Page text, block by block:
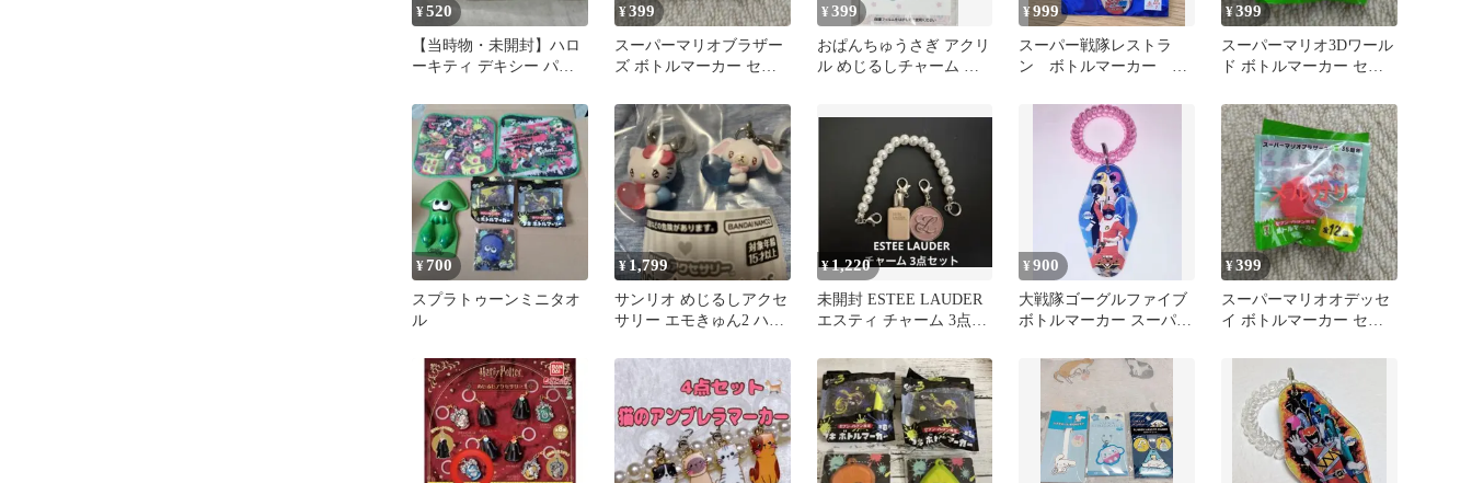
¥520
【当時物・未開封】ハロ
ーキティ デキシー パー
けリング
¥399
スーパーマリオブラザー
ズ ボトルマーカー セブ
¥399
おぱんちゅうさぎ アクリ
ル めじるしチャーム ア
¥999
スーパー戦隊レストラ
ン ボトルマーカー ジ
¥399
スーパーマリオ3Dワール
ド ボトルマーカー セブ
¥700
スプラトゥーンミニタオ
ル
¥1,799
サンリオ めじるしアクセ
サリー エモきゅん2 ハロ
ャ
¥1,220
未開封 ESTEE LAUDER
エスティ チャーム 3点チ
¥900
大戦隊ゴーグルファイブ
ボトルマーカー スーパー
¥399
スーパーマリオオデッセ
イ ボトルマーカー セブ